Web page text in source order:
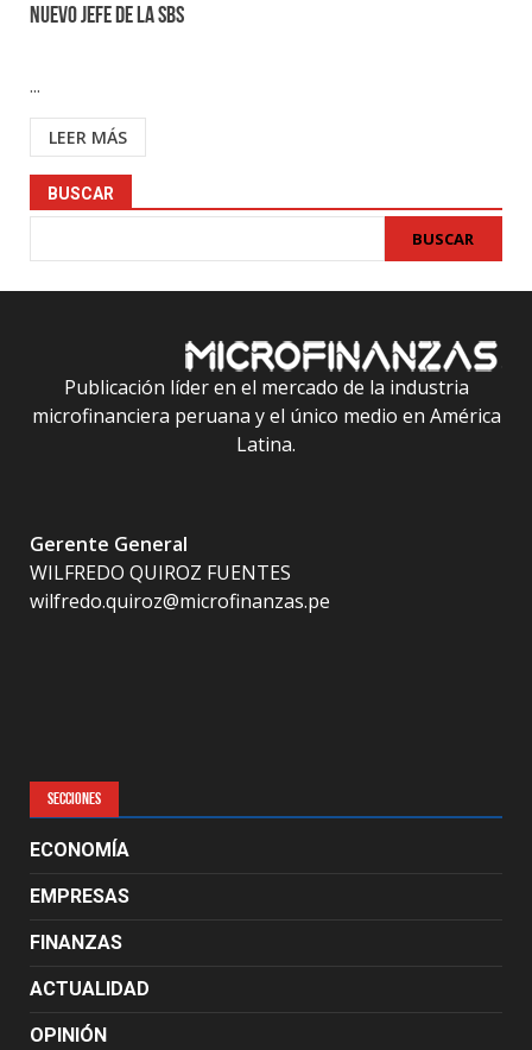
nuevo jefe de la SBS
...
LEER MÁS
BUSCAR
BUSCAR
Publicación líder en el mercado de la industria
microfinanciera peruana y el único medio en América
Latina.
Gerente General
WILFREDO QUIROZ FUENTES
wilfredo.quiroz@microfinanzas.pe
SECCIONES
ECONOMÍA
EMPRESAS
FINANZAS
ACTUALIDAD
OPINIÓN